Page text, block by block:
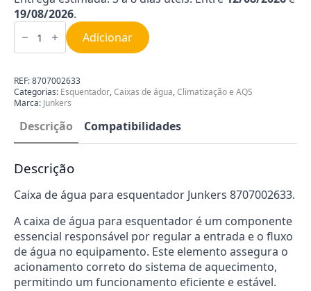
19/08/2026.
Quantidade
de
Automático
de
para
Esquentador
Junkers
8707002633
Adicionar
REF:8707002633
Categorias: Esquentador,Caixas de água,Climatização e AQS
Marca: Junkers
Descrição Compatibilidades
Descrição
Caixa de água para esquentador Junkers 8707002633.
A caixa de água para esquentador é um componente
essencial responsável por regular a entrada e o fluxo
de água no equipamento. Este elemento assegura o
acionamento correto do sistema de aquecimento,
permitindo um funcionamento eficiente e estável.